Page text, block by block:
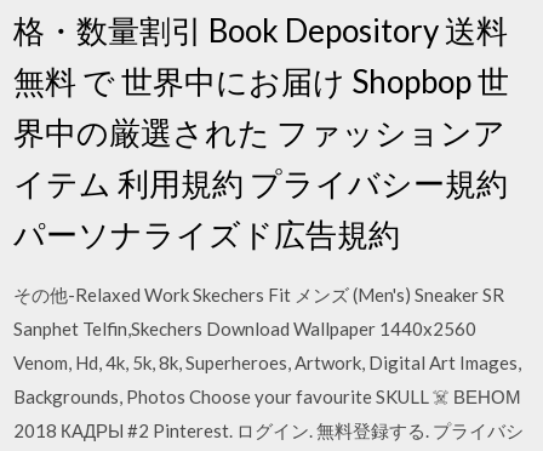
格・数量割引 Book Depository 送料
無料 で 世界中にお届け Shopbop 世
界中の厳選された ファッションア
イテム 利用規約 プライバシー規約
パーソナライズド広告規約
その他-Relaxed Work Skechers Fit メンズ (Men's) Sneaker SR
Sanphet Telfin,Skechers Download Wallpaper 1440x2560
Venom, Hd, 4k, 5k, 8k, Superheroes, Artwork, Digital Art Images,
Backgrounds, Photos Choose your favourite SKULL ☠️ ВЕНОМ
2018 КАДРЫ #2 Pinterest. ログイン. 無料登録する. プライバシ